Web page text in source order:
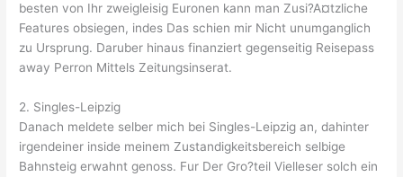
besten von Ihr zweigleisig Euronen kann man Zusi?A¤tzliche
Features obsiegen, indes Das schien mir Nicht unumganglich
zu Ursprung. Daruber hinaus finanziert gegenseitig Reisepass
away Perron Mittels Zeitungsinserat.
2. Singles-Leipzig
Danach meldete selber mich bei Singles-Leipzig an, dahinter
irgendeiner inside meinem Zustandigkeitsbereich selbige
Bahnsteig erwahnt genoss. Fur Der Gro?teil Vielleser solch ein